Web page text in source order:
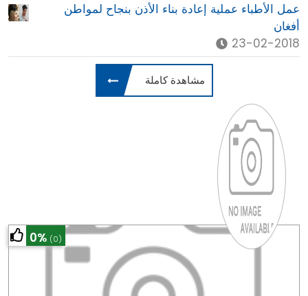
عمل الأطباء عملية إعادة بناء الأذن بنجاح لمواطن
أفغان
23-02-2018
مشاهدة كاملة
0% (0)